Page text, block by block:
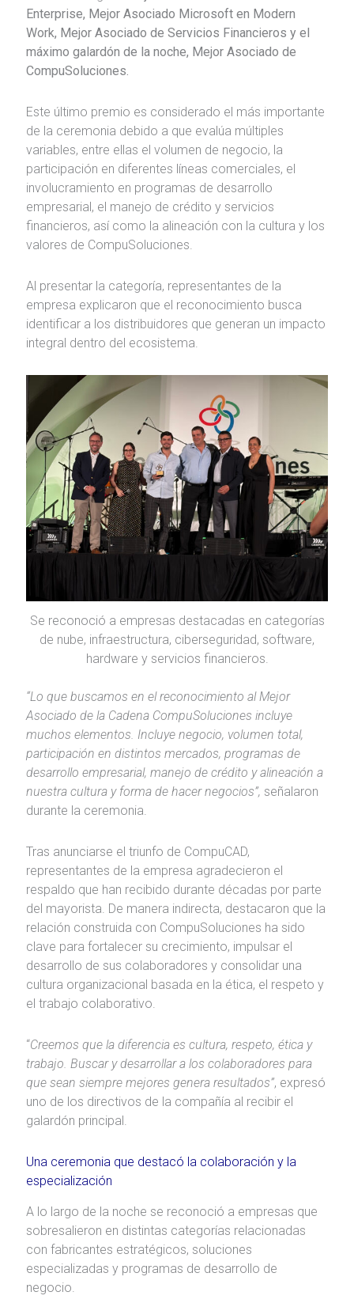
Enterprise, Mejor Asociado Microsoft en Modern
Work, Mejor Asociado de Servicios Financieros y el
máximo galardón de la noche, Mejor Asociado de
CompuSoluciones.
Este último premio es considerado el más importante
de la ceremonia debido a que evalúa múltiples
variables, entre ellas el volumen de negocio, la
participación en diferentes líneas comerciales, el
involucramiento en programas de desarrollo
empresarial, el manejo de crédito y servicios
financieros, así como la alineación con la cultura y los
valores de CompuSoluciones.
Al presentar la categoría, representantes de la
empresa explicaron que el reconocimiento busca
identificar a los distribuidores que generan un impacto
integral dentro del ecosistema.
Se reconoció a empresas destacadas en categorías
de nube, infraestructura, ciberseguridad, software,
hardware y servicios financieros.
“Lo que buscamos en el reconocimiento al Mejor
Asociado de la Cadena CompuSoluciones incluye
muchos elementos. Incluye negocio, volumen total,
participación en distintos mercados, programas de
desarrollo empresarial, manejo de crédito y alineación a
nuestra cultura y forma de hacer negocios”, señalaron
durante la ceremonia.
Tras anunciarse el triunfo de CompuCAD,
representantes de la empresa agradecieron el
respaldo que han recibido durante décadas por parte
del mayorista. De manera indirecta, destacaron que la
relación construida con CompuSoluciones ha sido
clave para fortalecer su crecimiento, impulsar el
desarrollo de sus colaboradores y consolidar una
cultura organizacional basada en la ética, el respeto y
el trabajo colaborativo.
“Creemos que la diferencia es cultura, respeto, ética y
trabajo. Buscar y desarrollar a los colaboradores para
que sean siempre mejores genera resultados”, expresó
uno de los directivos de la compañía al recibir el
galardón principal.
Una ceremonia que destacó la colaboración y la
especialización
A lo largo de la noche se reconoció a empresas que
sobresalieron en distintas categorías relacionadas
con fabricantes estratégicos, soluciones
especializadas y programas de desarrollo de
negocio.